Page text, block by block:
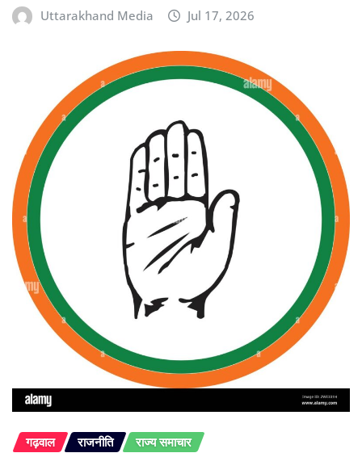
Uttarakhand Media Jul 17, 2026
गढ़वाल राजनीति राज्य समाचार